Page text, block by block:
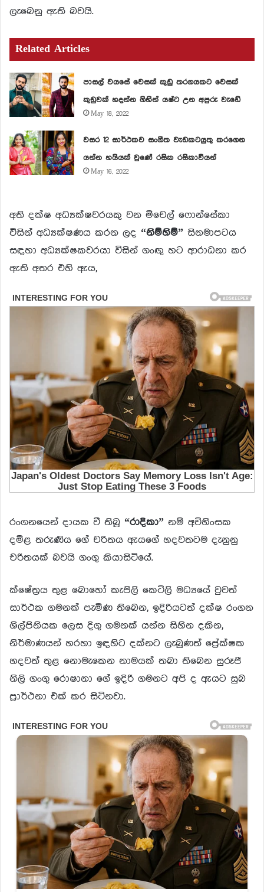
ලැබෙනු ඇති බවයි.
Related Articles
පාසල් වයසේ වෙසක් කුඩු තරගයකට වෙසක්
කුඩුවක් හදන්න ගිහින් යෂ්ට උන අපුරු වැඩේ
May 18, 2022
වසර 12 සාර්ථකව සංගීත වැඩකටයුතු කරගෙන
යන්න හයියක් වුණේ රසික රසිකාවියන්
May 16, 2022
අති දක්ෂ අධ්‍යක්ෂවරයකු වන මිචෙල් ෆොන්සේකා
විසින් අධ්‍යක්ෂණය කරන ලද “නිම්හිම්” සිනමාපටය
සඳහා අධ්‍යක්ෂකවරයා විසින් ගංඟු හට ආරාධනා කර
ඇති අතර එහි ඇය,
රංගනයෙන් දායක වී තිබූ “රාදිකා” නම් අවිහිංසක
දමිළ තරුණිය ගේ චරිතය ඇයගේ හදවතටම දැනුනු
චරිතයක් බවයි ගංගු කියාසිටියේ.
ක්ෂේත්‍රය තුළ බොහෝ කැපිලි කෙටිලි මධ්‍යයේ වුවත්
සාර්ථක ගමනක් පැමිණ තිබෙන, ඉදිරියටත් දක්ෂ රංගන
ශිල්පිනියක ලෙස දිගු ගමනක් යන්න සිහින දකින,
නිර්මාණයන් හරහා ඉඳහිට දක්නට ලැබුණත් ප්‍රේක්ෂක
හදවත් තුළ නොමැකෙන නාමයක් තබා තිබෙන සුරූපී
නිලි ගංගු රොෂානා ගේ ඉදිරි ගමනට අපි ද ඇයට සුබ
ප්‍රාර්ථනා එක් කර සිටිනවා.